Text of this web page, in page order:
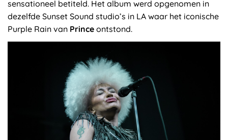
sensationeel betiteld. Het album werd opgenomen in
dezelfde Sunset Sound studio’s in LA waar het iconische
Purple Rain van Prince ontstond.